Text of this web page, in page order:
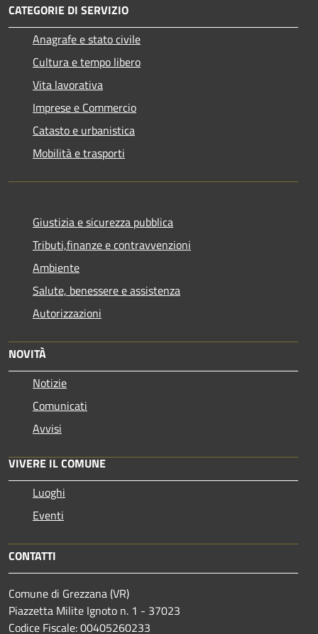
CATEGORIE DI SERVIZIO
Anagrafe e stato civile
Cultura e tempo libero
Vita lavorativa
Imprese e Commercio
Catasto e urbanistica
Mobilità e trasporti
Giustizia e sicurezza pubblica
Tributi,finanze e contravvenzioni
Ambiente
Salute, benessere e assistenza
Autorizzazioni
NOVITÀ
Notizie
Comunicati
Avvisi
VIVERE IL COMUNE
Luoghi
Eventi
CONTATTI
Comune di Grezzana (VR)
Piazzetta Milite Ignoto n. 1 - 37023
Codice Fiscale: 00405260233